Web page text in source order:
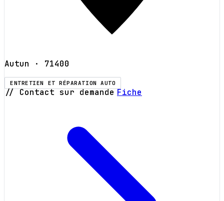
Autun · 71400
ENTRETIEN ET RÉPARATION AUTO
// Contact sur demande Fiche